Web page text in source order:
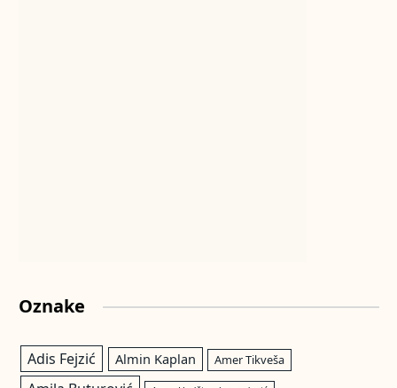
Oznake
Adis Fejzić Almin Kaplan Amer Tikveša